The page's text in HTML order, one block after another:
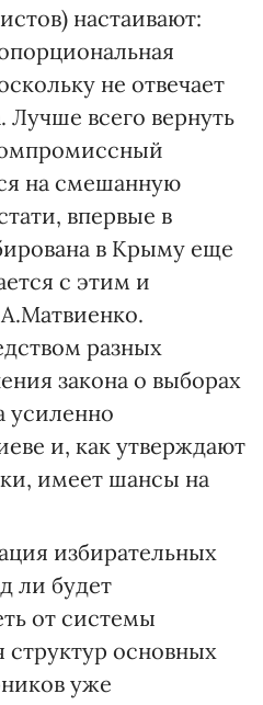
настаивают:
не отвечает
всего вернуть
на смешанную
впервые в
в Крыму еще
с этим и
разных
закона о выборах
усиленно
и, как утверждают
имеет шансы на
избирательных
ли будет
от системы
структур основных
уже